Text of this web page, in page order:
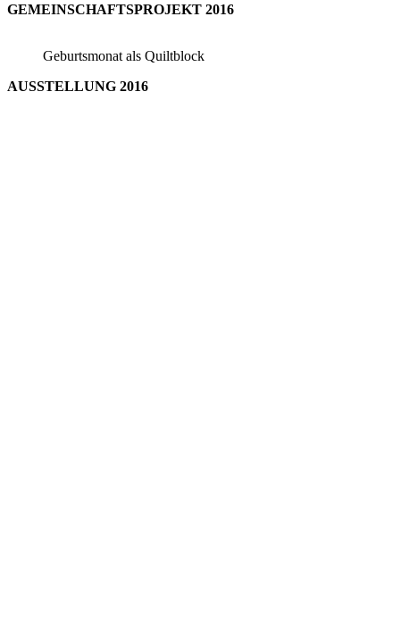
GEMEINSCHAFTSPROJEKT 2016
Geburtsmonat als Quiltblock
AUSSTELLUNG 2016